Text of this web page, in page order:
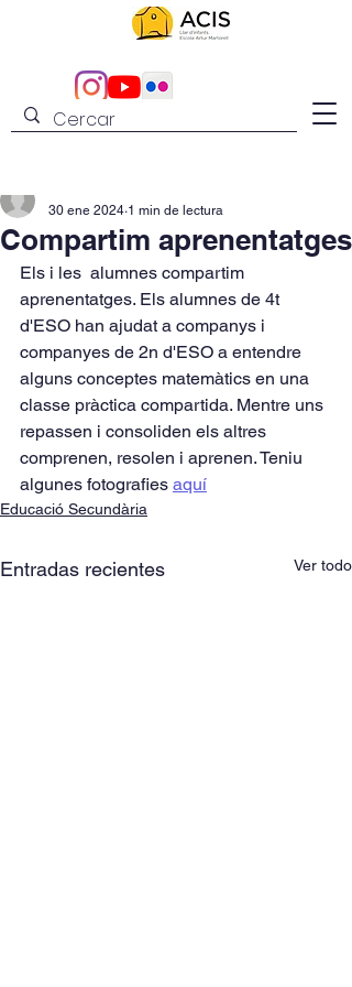
Compartim aprenentatges
30 ene 2024 1 min de lectura
Els i les  alumnes compartim
aprenentatges. Els alumnes de 4t
d'ESO han ajudat a companys i
companyes de 2n d'ESO a entendre
alguns conceptes matemàtics en una
classe pràctica compartida. Mentre uns
repassen i consoliden els altres
comprenen, resolen i aprenen. Teniu
algunes fotografies aquí
Educació Secundària
Entradas recientes Ver todo